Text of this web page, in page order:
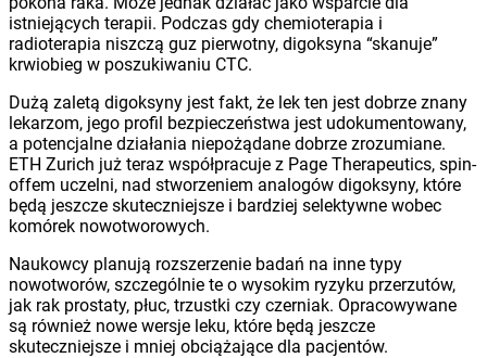
istniejących terapii. Podczas gdy chemioterapia i
radioterapia niszczą guz pierwotny, digoksyna “skanuje”
krwiobieg w poszukiwaniu CTC.
Dużą zaletą digoksyny jest fakt, że lek ten jest dobrze znany
lekarzom, jego profil bezpieczeństwa jest udokumentowany,
a potencjalne działania niepożądane dobrze zrozumiane.
ETH Zurich już teraz współpracuje z Page Therapeutics, spin-
offem uczelni, nad stworzeniem analogów digoksyny, które
będą jeszcze skuteczniejsze i bardziej selektywne wobec
komórek nowotworowych.
Naukowcy planują rozszerzenie badań na inne typy
nowotworów, szczególnie te o wysokim ryzyku przerzutów,
jak rak prostaty, płuc, trzustki czy czerniak. Opracowywane
są również nowe wersje leku, które będą jeszcze
skuteczniejsze i mniej obciążające dla pacjentów.